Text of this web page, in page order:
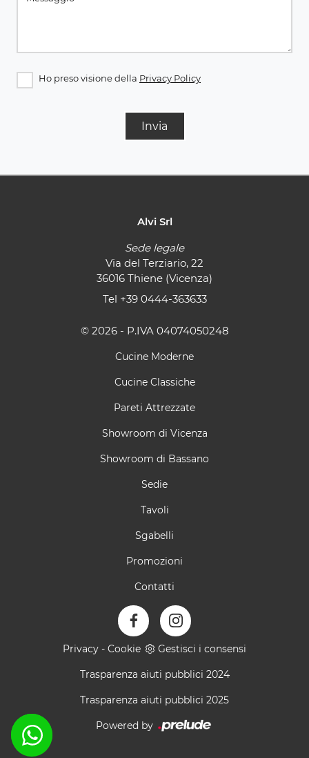
Ho preso visione della Privacy Policy
Invia
Alvi Srl
Sede legale
Via del Terziario, 22
36016 Thiene (Vicenza)
Tel +39 0444-363633
© 2026 - P.IVA 04074050248
Cucine Moderne
Cucine Classiche
Pareti Attrezzate
Showroom di Vicenza
Showroom di Bassano
Sedie
Tavoli
Sgabelli
Promozioni
Contatti
Privacy - Cookie Gestisci i consensi
Trasparenza aiuti pubblici 2024
Trasparenza aiuti pubblici 2025
Powered by